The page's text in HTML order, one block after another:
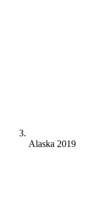
Alaska 2019